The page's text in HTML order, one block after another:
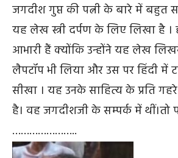
जगदीश गुप्त की पत्नी के बारे में बहुत
यह लेख स्त्री दर्पण के लिए लिखा है
आभारी हैं क्योंकि उन्होंने यह लेख
लैपटॉप भी लिया और उस पर हिंदी में
सीखा । यह उनके साहित्य के प्रति
है। वह जगदीशजी के सम्पर्क में
…………………..